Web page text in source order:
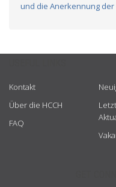
und die Anerkennung der
Kontakt
Über die HCCH
FAQ